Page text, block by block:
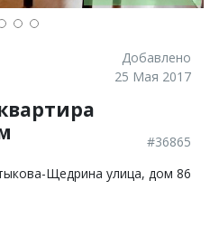
Добавлено
25 Мая 2017
#36865
Щедрина улица, дом 86